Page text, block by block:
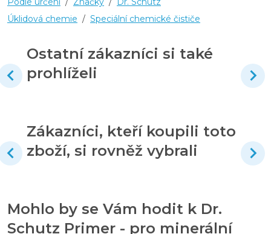
Úklidová chemie / Speciální chemické čističe
Ostatní zákazníci si také
prohlíželi
Zákazníci, kteří koupili toto
zboží, si rovněž vybrali
Mohlo by se Vám hodit k Dr.
Schutz Primer - pro minerální